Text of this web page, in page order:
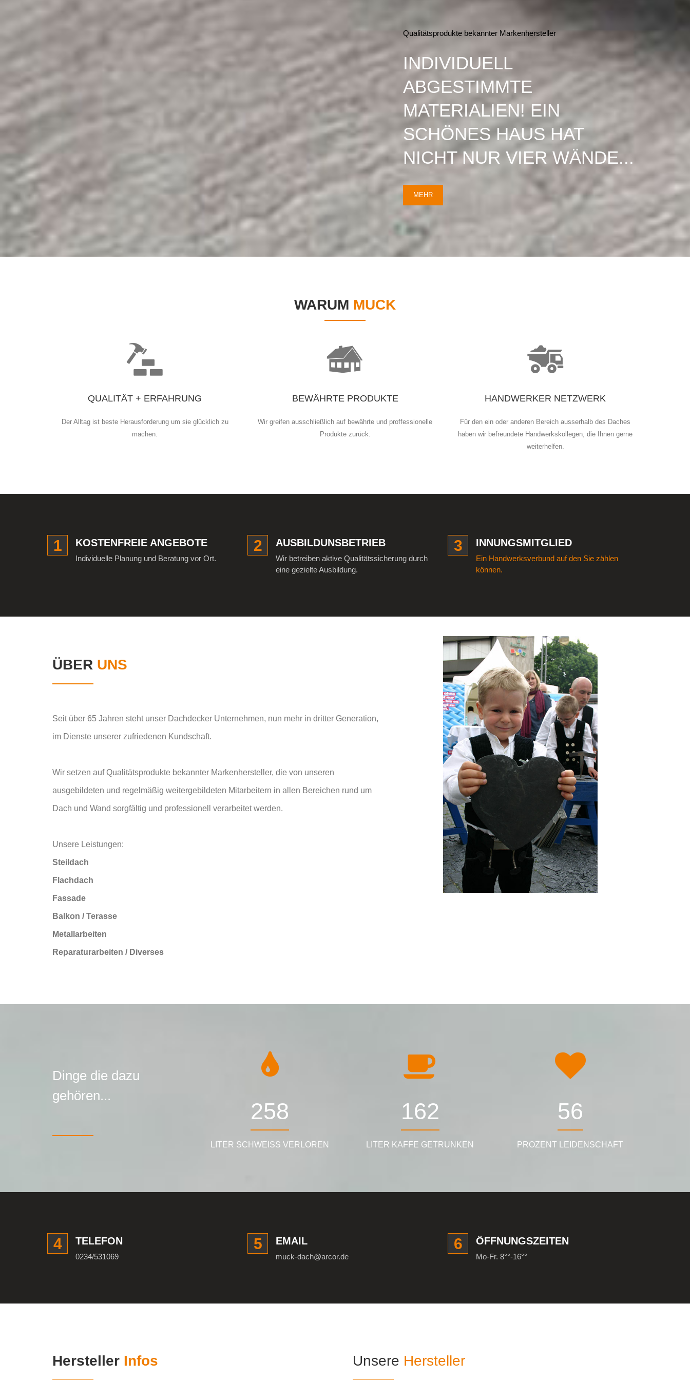
Qualitätsprodukte bekannter Markenhersteller
INDIVIDUELL
ABGESTIMMTE
MATERIALIEN! EIN
SCHÖNES HAUS HAT
NICHT NUR VIER WÄNDE...
MEHR
WARUM MUCK
QUALITÄT + ERFAHRUNG
Der Alltag ist beste Herausforderung um sie glücklich zu
machen.
BEWÄHRTE PRODUKTE
Wir greifen ausschließlich auf bewährte und proffessionelle
Produkte zurück.
HANDWERKER NETZWERK
Für den ein oder anderen Bereich ausserhalb des Daches
haben wir befreundete Handwerkskollegen, die Ihnen gerne
weiterhelfen.
1 KOSTENFREIE ANGEBOTE
Individuelle Planung und Beratung vor Ort.
2 AUSBILDUNSBETRIEB
Wir betreiben aktive Qualitätssicherung durch
eine gezielte Ausbildung.
3 INNUNGSMITGLIED
Ein Handwerksverbund auf den Sie zählen
können.
ÜBER UNS
Seit über 65 Jahren steht unser Dachdecker Unternehmen, nun mehr in dritter Generation,
im Dienste unserer zufriedenen Kundschaft.
Wir setzen auf Qualitätsprodukte bekannter Markenhersteller, die von unseren
ausgebildeten und regelmäßig weitergebildeten Mitarbeitern in allen Bereichen rund um
Dach und Wand sorgfältig und professionell verarbeitet werden.
Unsere Leistungen:
Steildach
Flachdach
Fassade
Balkon / Terasse
Metallarbeiten
Reparaturarbeiten / Diverses
Dinge die dazu
gehören...
419
LITER SCHWEISS VERLOREN
264
LITER KAFFE GETRUNKEN
90
PROZENT LEIDENSCHAFT
4 TELEFON
0234/531069
5 EMAIL
muck-dach@arcor.de
6 ÖFFNUNGSZEITEN
Mo-Fr. 8°°-16°°
Hersteller Infos Unsere Hersteller